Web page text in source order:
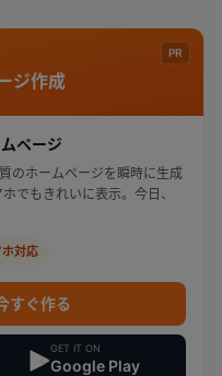
PR
ジ作成
ページ
のホームページを瞬時に生成
でもきれいに表示。今日、
ホ対応
すぐ作る
GET IT ON
Google Play